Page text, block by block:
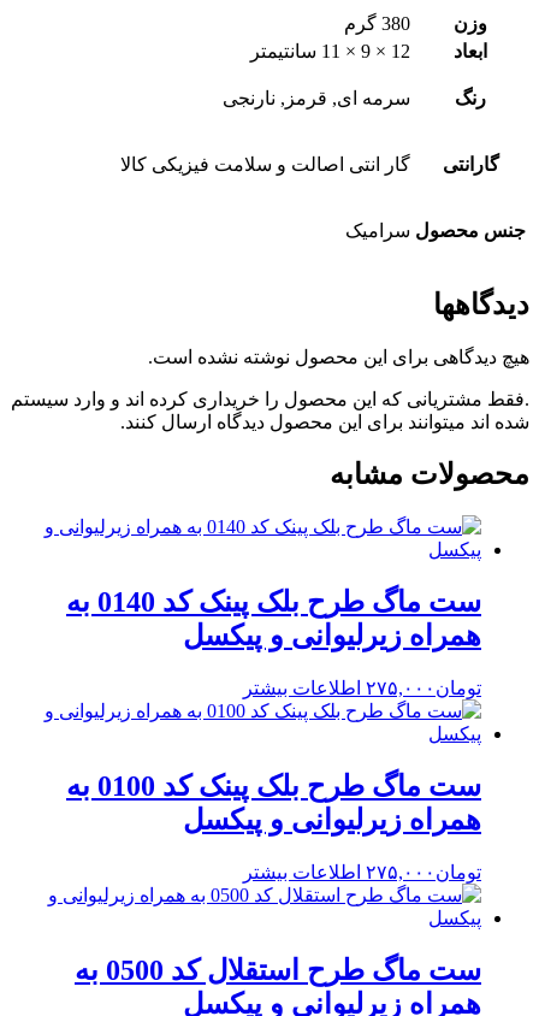
وزن
380 گرم
ابعاد
12 × 9 × 11 سانتیمتر
رنگ سرمه ای, قرمز, نارنجی
گارانتی گار انتی اصالت و سلامت فیزیکی کالا
جنس محصول سرامیک
دیدگاهها
هیچ دیدگاهی برای این محصول نوشته نشده است.
.فقط مشتریانی که این محصول را خریداری کرده اند و وارد سیستم
شده اند میتوانند برای این محصول دیدگاه ارسال کنند.
محصولات مشابه
ست ماگ طرح بلک پینک کد 0140 به
همراه زیرلیوانی و پیکسل
تومان ۲۷۵,۰۰۰ اطلاعات بیشتر
ست ماگ طرح بلک پینک کد 0100 به
همراه زیرلیوانی و پیکسل
تومان ۲۷۵,۰۰۰ اطلاعات بیشتر
ست ماگ طرح استقلال کد 0500 به
همراه زیرلیوانی و پیکسل